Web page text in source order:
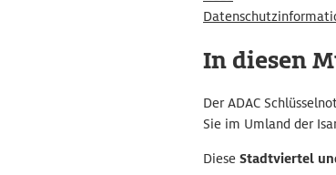
In diesen
Der ADAC
Sie im Umland der
Diese Stadtviertel